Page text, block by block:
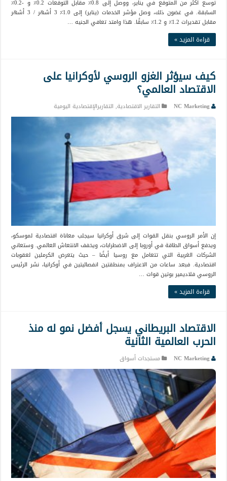
توسع أكثر من المتوقع في يناير، ووصل إلى 0.8٪ مقابل التوقعات 0.2٪ و -0.2٪
السابقة. في غضون ذلك، وصل مؤشر الخدمات (يناير) إلى 1.0٪ 3 أشهر / 3 أشهر
مقابل تقديرات 1.2٪ و 1.2٪ سابقًا. هذا وامتد تعافي الجنيه …
قراءة المزيد »
كيف سيؤثر الغزو الروسي لأوكرانيا على
الاقتصاد العالمي؟
NC Marketing التقارير الاقتصادية, التقاريرالإقتصادية اليومية
إن الأمر الروسي بنقل القوات إلى شرق أوكرانيا سيجلب معاناة اقتصادية لموسكو،
ويدفع أسواق الطاقة في أوروبا إلى الاضطرابات، ويخفف الانتعاش العالمي. وستعاني
الشركات الغربية التي تتعامل مع روسيا أيضًا – حيث يتعرض الكرملين لعقوبات
اقتصادية. فبعد ساعات من الاعتراف بمنطقتين انفصاليتين في أوكرانيا، نشر الرئيس
الروسي فلاديمير بوتين قوات …
قراءة المزيد »
الاقتصاد البريطاني يسجل أفضل نمو له منذ
الحرب العالمية الثانية
NC Marketing مستجدات أسواق